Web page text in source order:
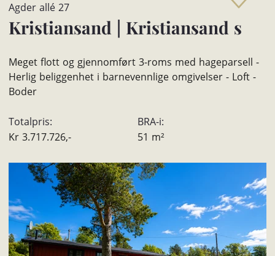
Agder allé 27
Kristiansand | Kristiansand s
Meget flott og gjennomført 3-roms med hageparsell -
Herlig beliggenhet i barnevennlige omgivelser - Loft -
Boder
Totalpris:
Kr 3.717.726,-
BRA-i:
51 m²